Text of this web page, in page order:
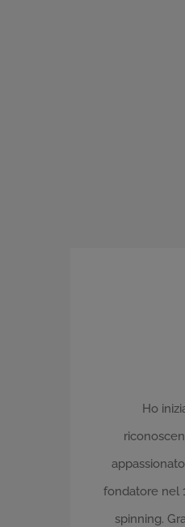
Ho
fondatore nel
spinning.